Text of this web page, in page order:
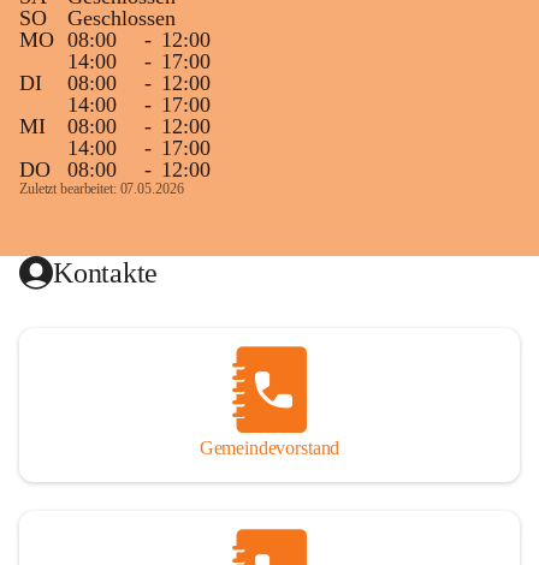
SO
Geschlossen
MO 08:00 - 12:00
14:00
- 17:00
DI
08:00 - 12:00
14:00
- 17:00
MI
08:00 - 12:00
14:00
- 17:00
DO
08:00 - 12:00
Zuletzt bearbeitet: 07.05.2026
Kontakte
Gemeindevorstand